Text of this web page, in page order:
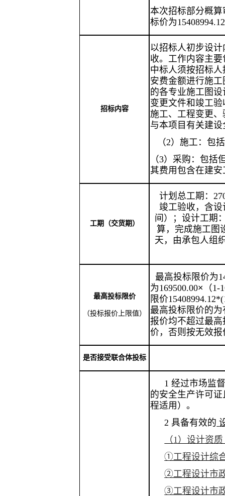
本次招标部分概
标价为15408994.12
招标内容
以招标人初步设
收。工作内容主要
中标人须按招标
安费金额进行施
的各专业施工图
变更文件和竣工
施工、工程变更
与本项目有关建
（2）施工：包
（3）采购：包括
其费用包含在建
工期（交货期）
计划总工期：
竣工验收，含
间）；设计工期
算，完成施工图
天，由承包人组
最高投标限价
（投标报价上限值）
最高投标限价为
为169500.00× （1-
限价15408994.12
最高投标限价的
报价均不超过最
价，否则按无效报
是否接受联合体投标
1 经过市场监
的安全生产许可证
程适用）。
2 具备有效的
（1）设计资
①工程设计综
②工程设计市
③工程设计市